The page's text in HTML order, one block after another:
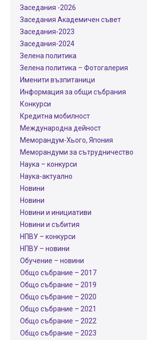
Заседания -2026
Заседания Академичен съвет
Заседания-2023
Заседания-2024
Зелена политика
Зелена политика – Фотогалерия
Именити възпитаници
Информация за общи събрания
Конкурси
Кредитна мобилност
Международнa дейност
Меморандум-Хього, Япония
Меморандуми за сътрудничество
Наука – конкурси
Наука-актуално
Новини
Новини
Новини и инициативи
Новини и събития
НПВУ – конкурси
НПВУ – новини
Обучение – новини
Общо събрание – 2017
Общо събрание – 2019
Общо събрание – 2020
Общо събрание – 2021
Общо събрание – 2022
Общо събрание – 2023